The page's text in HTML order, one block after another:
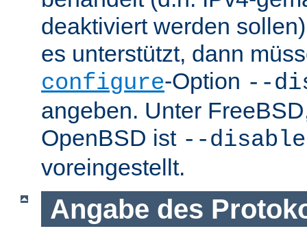
deaktiviert werden
es unterstützt, dann
configure-Option --
angeben. Unter
OpenBSD ist --
voreingestellt.
Angabe des